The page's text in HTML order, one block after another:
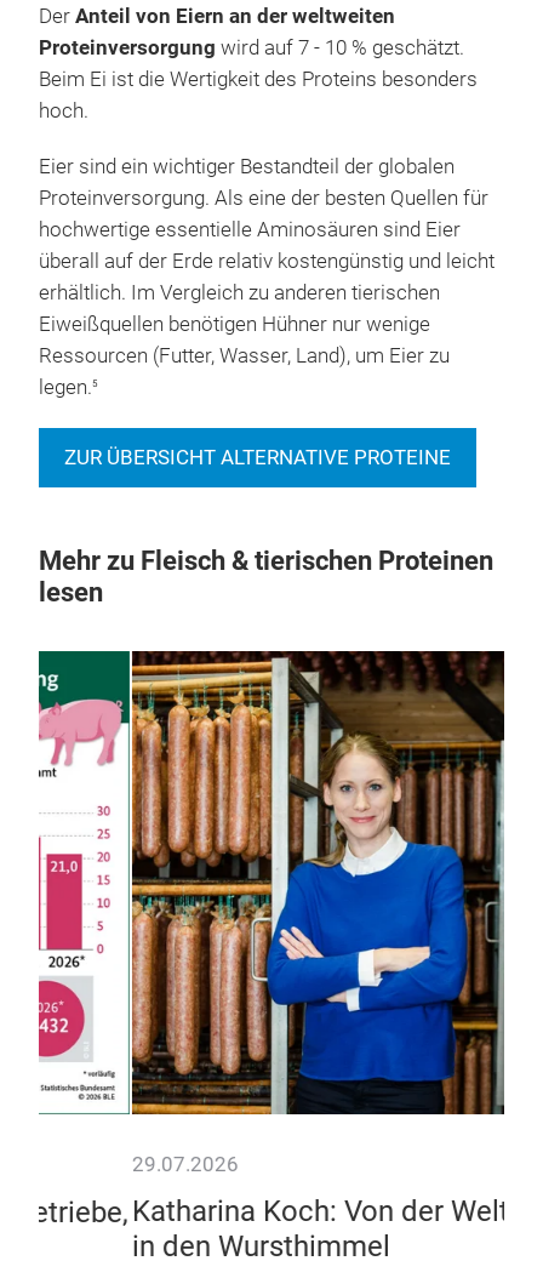
Der Anteil von Eiern an der weltweiten
Proteinversorgung wird auf 7 - 10 % geschätzt.
Beim Ei ist die Wertigkeit des Proteins besonders
hoch.
Eier sind ein wichtiger Bestandteil der globalen
Proteinversorgung. Als eine der besten Quellen für
hochwertige essentielle Aminosäuren sind Eier
überall auf der Erde relativ kostengünstig und leicht
erhältlich. Im Vergleich zu anderen tierischen
Eiweißquellen benötigen Hühner nur wenige
Ressourcen (Futter, Wasser, Land), um Eier zu
legen.5
ZUR ÜBERSICHT ALTERNATIVE PROTEINE
Mehr zu Fleisch & tierischen Proteinen
lesen
29.07.2026
Katharina Koch: Von der Weltpolitik
in den Wursthimmel